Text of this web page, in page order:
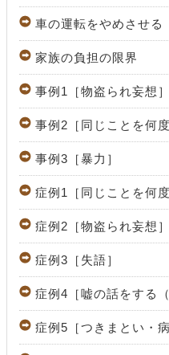
車の運転をやめさせる
家族の負担の限界
事例1［物盗られ妄想］
事例2［同じことを何度
事例3［暴力］
症例1［同じことを何度
症例2［物盗られ妄想］
症例3［失語］
症例4［嘘の話をする（
症例5［つきまとい・